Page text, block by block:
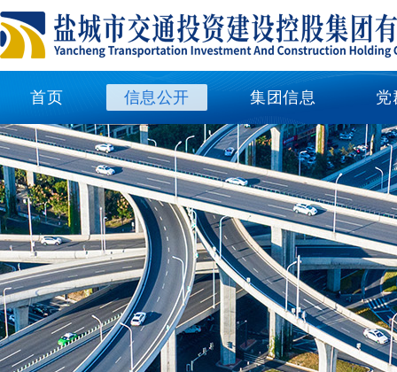
首页 信息公开 集团信息 党